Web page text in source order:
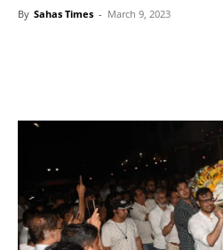
By Sahas Times - March 9, 2023